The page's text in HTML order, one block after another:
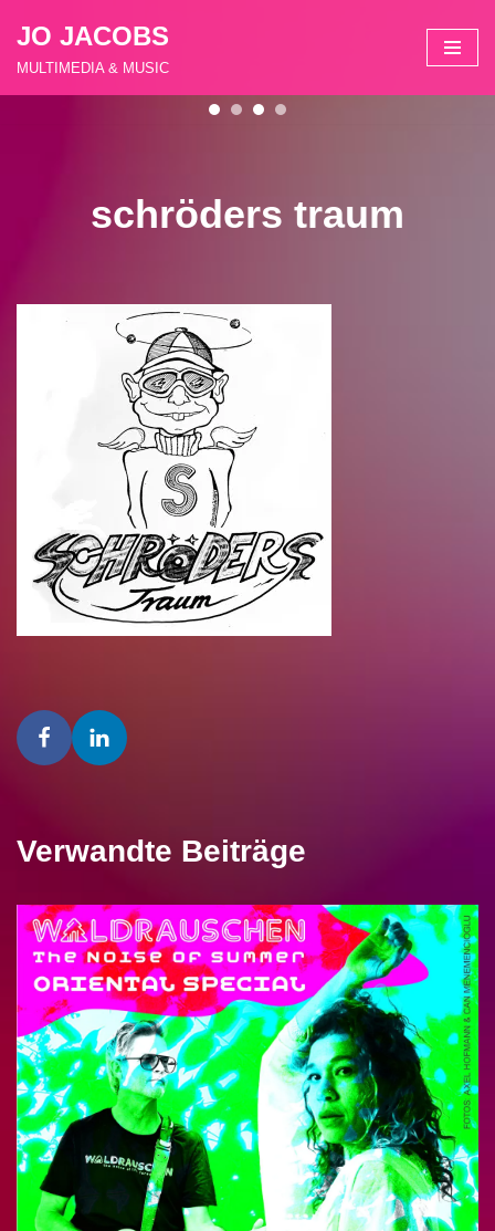
Zum
JO JACOBS
MULTIMEDIA & MUSIC
schröders traum
Verwandte Beiträge